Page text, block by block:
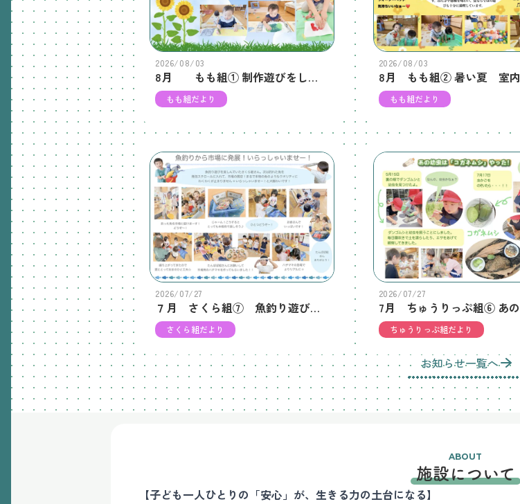
2026/08/03
8月 もも組① 制作遊びをしました。
もも組だより
2026/08/03
もも組だより
2026/07/27
７月 さくら組⑦ 魚釣り遊び、無限大☆楽しいね！
さくら組だより
2026/07/27
ちゅうりっぷ組だより
お知らせ一覧へ
ABOUT
施設について
【子ども一人ひとりの「安心」が、生きる力の土台になる】